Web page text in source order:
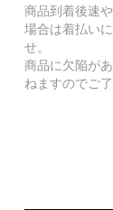
商品到着後速
場合は着払い
せ。
商品に欠陥が
ねますのでご